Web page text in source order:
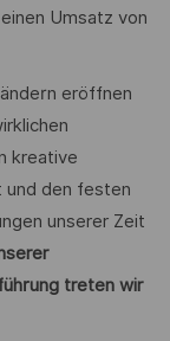
Umsatz von
eröffnen
kreative
und den festen
unserer Zeit
treten wir